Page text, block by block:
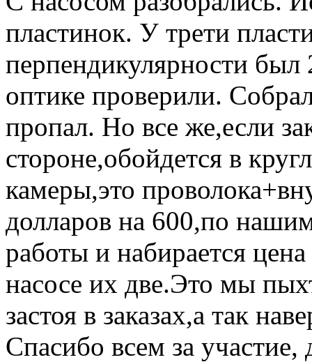
пластинок. У трети
перпендикулярности был
оптике проверили.
пропал. Но все же,если
стороне,обойдется в
камеры,это
долларов на 600,по
работы и набирается
насосе их две.Это мы
застоя в заказах,а так
Спасибо всем за